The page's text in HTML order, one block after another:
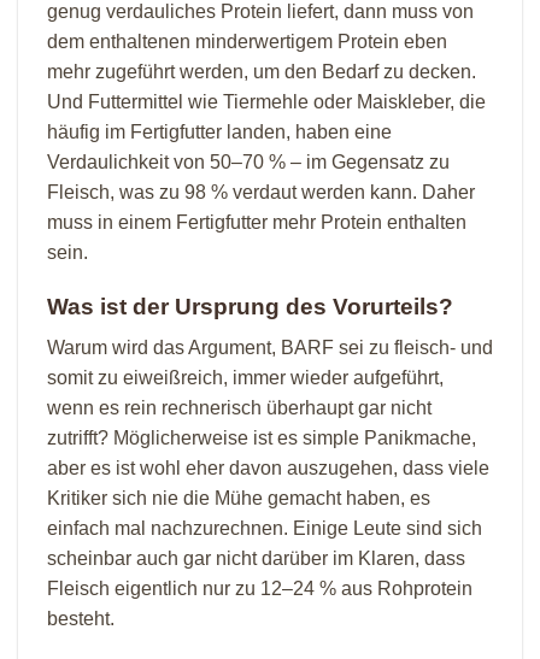
genug verdauliches Protein liefert, dann muss von
dem enthaltenen minderwertigem Protein eben
mehr zugeführt werden, um den Bedarf zu decken.
Und Futtermittel wie Tiermehle oder Maiskleber, die
häufig im Fertigfutter landen, haben eine
Verdaulichkeit von 50–70 % – im Gegensatz zu
Fleisch, was zu 98 % verdaut werden kann. Daher
muss in einem Fertigfutter mehr Protein enthalten
sein.
Was ist der Ursprung des Vorurteils?
Warum wird das Argument, BARF sei zu fleisch- und
somit zu eiweißreich, immer wieder aufgeführt,
wenn es rein rechnerisch überhaupt gar nicht
zutrifft? Möglicherweise ist es simple Panikmache,
aber es ist wohl eher davon auszugehen, dass viele
Kritiker sich nie die Mühe gemacht haben, es
einfach mal nachzurechnen. Einige Leute sind sich
scheinbar auch gar nicht darüber im Klaren, dass
Fleisch eigentlich nur zu 12–24 % aus Rohprotein
besteht.